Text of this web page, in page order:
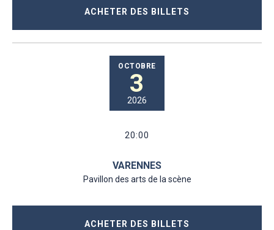
ACHETER DES BILLETS
OCTOBRE
3
2026
20:00
VARENNES
Pavillon des arts de la scène
ACHETER DES BILLETS